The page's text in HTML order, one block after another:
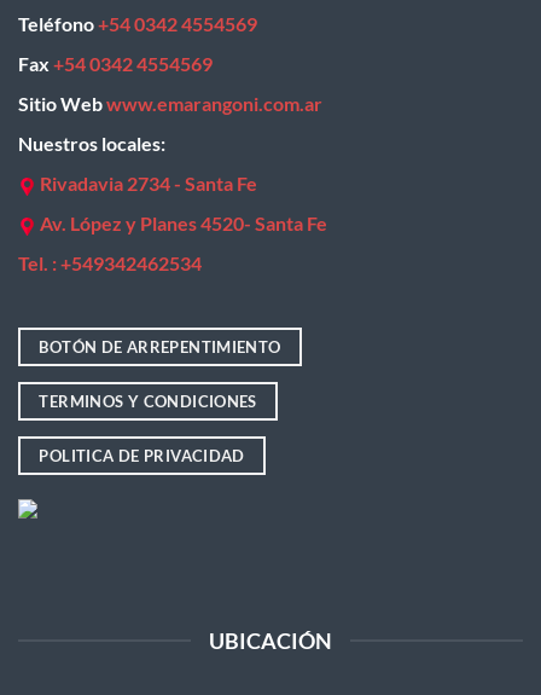
Teléfono+54 0342 4554569
Fax +54 0342 4554569
Sitio Webwww.emarangoni.com.ar
Nuestros locales:
Rivadavia 2734 - Santa Fe
Av. López y Planes 4520- Santa Fe
Tel. : +549342462534
BOTÓN DE ARREPENTIMIENTO
TERMINOS Y CONDICIONES
POLITICA DE PRIVACIDAD
UBICACIÓN